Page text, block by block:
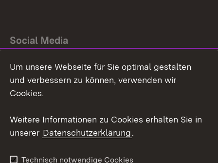
Social Media
Facebook
Um unsere Webseite für Sie optimal gestalten
und verbessern zu können, verwenden wir
Cookies.
Weitere Informationen zu Cookies erhalten Sie in
unserer Datenschutzerklärung.
Technisch notwendige Cookies